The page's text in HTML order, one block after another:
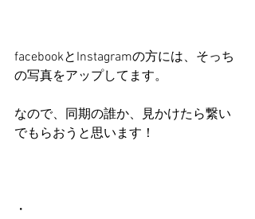
facebookとInstagramの方には、そっち
の写真をアップしてます。
なので、同期の誰か、見かけたら繋い
でもらおうと思います！
・